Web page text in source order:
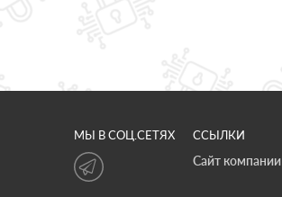
МЫ В СОЦ.СЕТЯХ ССЫЛКИ
Сайт компании